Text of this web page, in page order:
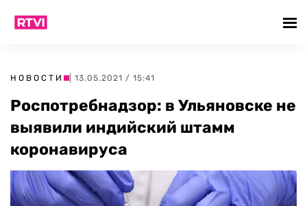
НОВОСТИ | 13.05.2021 / 15:41
Роспотребнадзор: в Ульяновске не
выявили индийский штамм
коронавируса